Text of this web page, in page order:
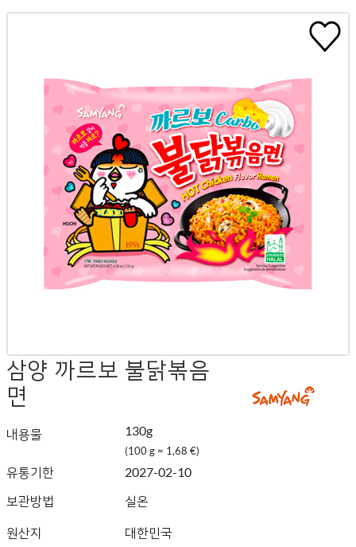
삼양 까르보 불닭볶음
면
내용물 130g
(100 g = 1,68 €)
유통기한
2027-02-10
보관방법
실온
원산지 대한민국